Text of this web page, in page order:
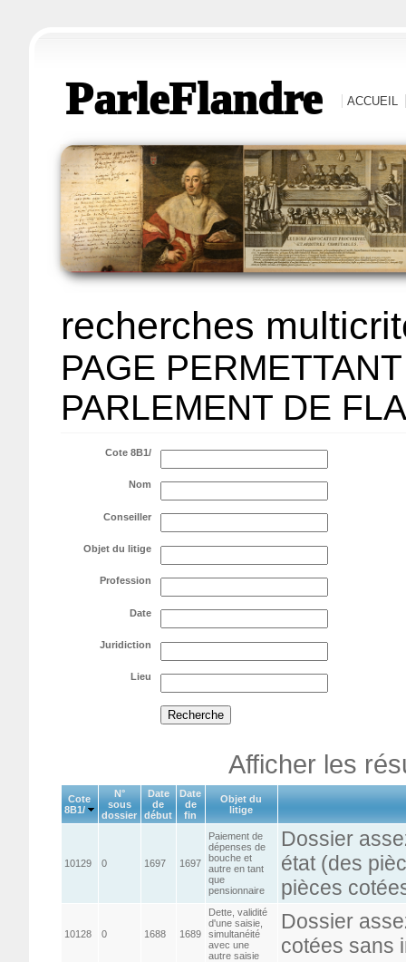
ParleFlandre ACCUEIL
recherches
PAGE
PARLEMENT DE
Cote 8B1/
Nom
Conseiller
Objet du litige
Profession
Date
Juridiction
Lieu
Afficher les
Cote
8B1/
N°
sous
dossier
Date
de
début
Date
de
fin
Objet du
litige
10129 0 1697 1697
Paiement de
dépenses de
bouche et
autre en tant
que
pensionnaire
Dossier
état (des
pièces
10128 0 1688 1689
Dette, validité
d'une saisie,
simultanéité
avec une
autre saisie
Dossier
cotées sans